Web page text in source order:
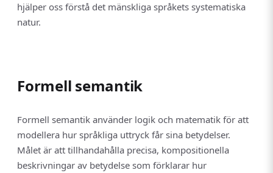
hjälper oss förstå det mänskliga språkets systematiska
natur.
Formell semantik
Formell semantik använder logik och matematik för att
modellera hur språkliga uttryck får sina betydelser.
Målet är att tillhandahålla precisa, kompositionella
beskrivningar av betydelse som förklarar hur